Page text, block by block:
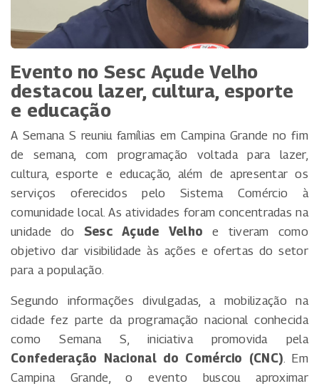
Evento no Sesc Açude Velho
destacou lazer, cultura, esporte
e educação
A Semana S reuniu famílias em Campina Grande no fim
de semana, com programação voltada para lazer,
cultura, esporte e educação, além de apresentar os
serviços oferecidos pelo Sistema Comércio à
comunidade local. As atividades foram concentradas na
unidade do Sesc Açude Velho e tiveram como
objetivo dar visibilidade às ações e ofertas do setor
para a população.
Segundo informações divulgadas, a mobilização na
cidade fez parte da programação nacional conhecida
como Semana S, iniciativa promovida pela
Confederação Nacional do Comércio (CNC). Em
Campina Grande, o evento buscou aproximar